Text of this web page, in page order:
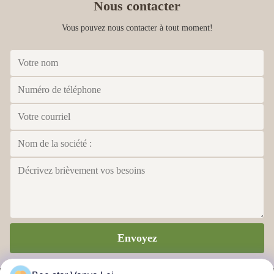
Nous contacter
Vous pouvez nous contacter à tout moment!
Envoyez